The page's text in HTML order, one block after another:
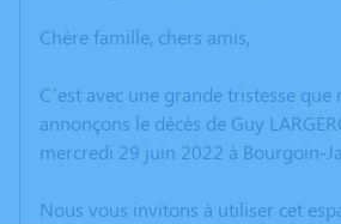
Chère famille, chers amis,
C’est avec une grande tristesse que
annonçons le décès de Guy
mercredi 29 juin 2022 à Bourgoin-
Nous vous invitons à utiliser cet